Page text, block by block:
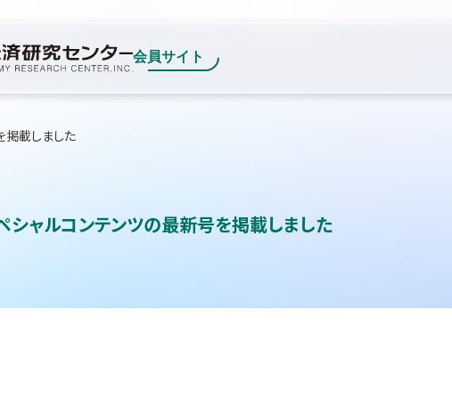
掲載しました
シャルコンテンツの最新号を掲載しました